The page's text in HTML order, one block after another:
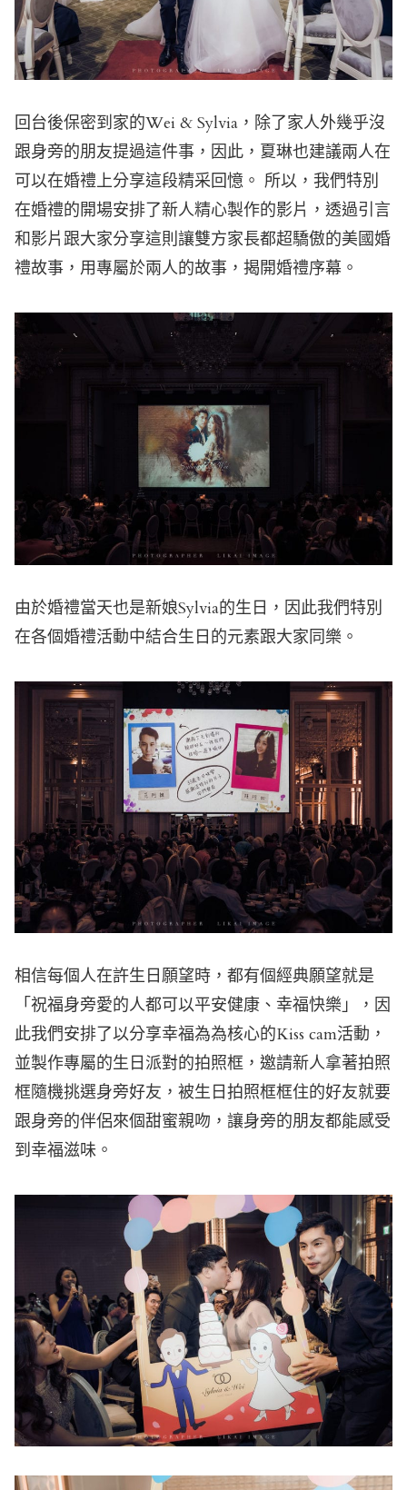
回台後保密到家的Wei & Sylvia，除了家人外幾乎沒
跟身旁的朋友提過這件事，因此，夏琳也建議兩人在
可以在婚禮上分享這段精采回憶。 所以，我們特別
在婚禮的開場安排了新人精心製作的影片，透過引言
和影片跟大家分享這則讓雙方家長都超驕傲的美國婚
禮故事，用專屬於兩人的故事，揭開婚禮序幕。
由於婚禮當天也是新娘Sylvia的生日，因此我們特別
在各個婚禮活動中結合生日的元素跟大家同樂。
相信每個人在許生日願望時，都有個經典願望就是
「祝福身旁愛的人都可以平安健康、幸福快樂」，因
此我們安排了以分享幸福為為核心的Kiss cam活動，
並製作專屬的生日派對的拍照框，邀請新人拿著拍照
框隨機挑選身旁好友，被生日拍照框框住的好友就要
跟身旁的伴侶來個甜蜜親吻，讓身旁的朋友都能感受
到幸福滋味。